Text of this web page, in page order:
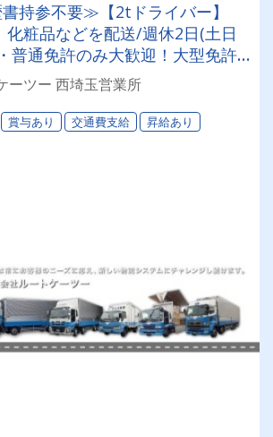
持参不要≫【2tドライバー】
化粧品などを配送/週休2日(土日
普通免許のみ大歓迎！大型免許
補助制度も有★インセン・賞
も手当など待遇充実
ーツー 西埼玉営業所
賞与あり 交通費支給
昇給あり